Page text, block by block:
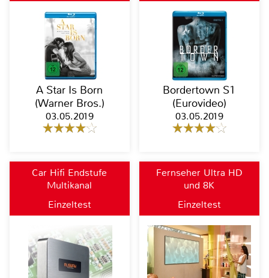
A Star Is Born
(Warner Bros.)
03.05.2019
Bordertown S1
(Eurovideo)
03.05.2019
Car Hifi Endstufe
Multikanal
Einzeltest
Fernseher Ultra HD
und 8K
Einzeltest